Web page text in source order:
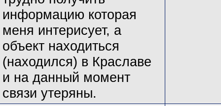
информацию которая
меня интерисует, а
объект находиться
(находился) в Краславе
и на данный момент
связи утеряны.